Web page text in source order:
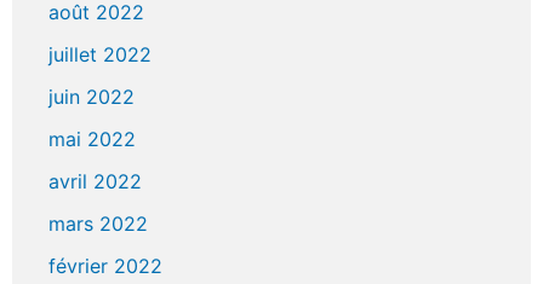
août 2022
juillet 2022
juin 2022
mai 2022
avril 2022
mars 2022
février 2022